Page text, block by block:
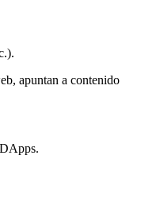
apuntan a contenido